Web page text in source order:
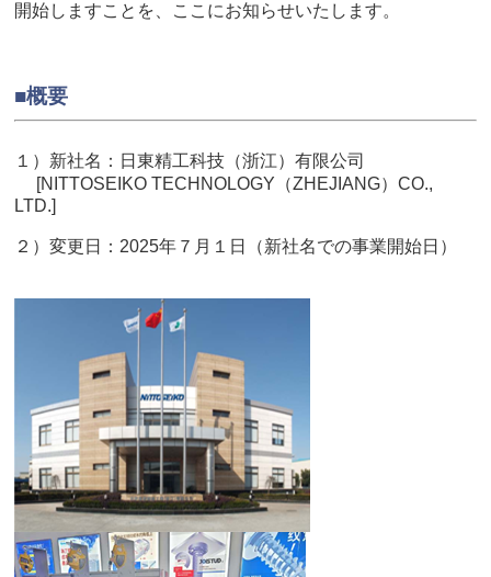
開始しますことを、
ここにお知らせいたします。
■概要
１）新社名：日東精工科技（浙江）有限公司
[NITTOSEIKO TECHNOLOGY（ZHEJIANG）CO.,
LTD.]
２）変更日：2025年７月１日（新社名での事業開始日）